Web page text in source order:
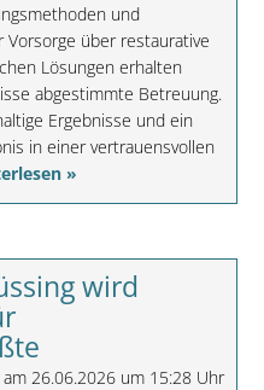
und
Vorsorge über restaurative
Lösungen erhalten
abgestimmte Betreuung.
Ergebnisse und ein
in einer vertrauensvollen
»
wird
26.06.2026 um 15:28 Uhr